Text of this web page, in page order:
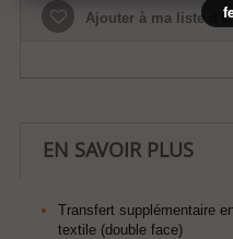
Ajouter à ma liste
EN SAVOIR PLUS
Transfert supplémentaire
textile (double face)